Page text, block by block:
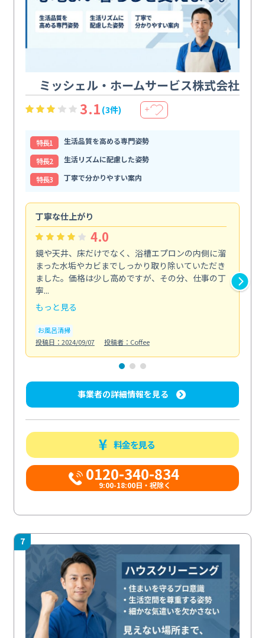
ミッシェル・ホームサービス株式会社
3.1 (3件) ＋
特⻑1
生活品質を高める専門姿勢
特⻑2
生活リズムに配慮した姿勢
特⻑3
丁寧で分かりやすい案内
丁寧な仕上がり
4.0
鏡や天井、床だけでなく、浴槽エプロンの内側に溜
まった水垢やカビまでしっかり取り除いていただき
ました。価格は少し高めですが、その分、仕事の丁
寧...
もっと見る
お風呂清掃
投稿日：2024/09/07
投稿者：Coffee
事業者の詳細情報を見る
料金を見る
0120-340-834
9:00-18:00日・祝除く
7